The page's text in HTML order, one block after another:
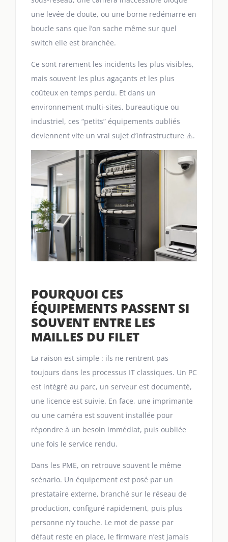
une levée de doute, ou une borne redémarre en
boucle sans que l’on sache même sur quel
switch elle est branchée.
Ce sont rarement les incidents les plus visibles,
mais souvent les plus agaçants et les plus
coûteux en temps perdu. Et dans un
environnement multi-sites, bureautique ou
industriel, ces “petits” équipements oubliés
deviennent vite un vrai sujet d’infrastructure ⚠️.
POURQUOI CES
ÉQUIPEMENTS PASSENT SI
SOUVENT ENTRE LES
MAILLES DU FILET
La raison est simple : ils ne rentrent pas
toujours dans les processus IT classiques. Un PC
est intégré au parc, un serveur est documenté,
une licence est suivie. En face, une imprimante
ou une caméra est souvent installée pour
répondre à un besoin immédiat, puis oubliée
une fois le service rendu.
Dans les PME, on retrouve souvent le même
scénario. Un équipement est posé par un
prestataire externe, branché sur le réseau de
production, configuré rapidement, puis plus
personne n’y touche. Le mot de passe par
défaut reste en place, le firmware n’est jamais